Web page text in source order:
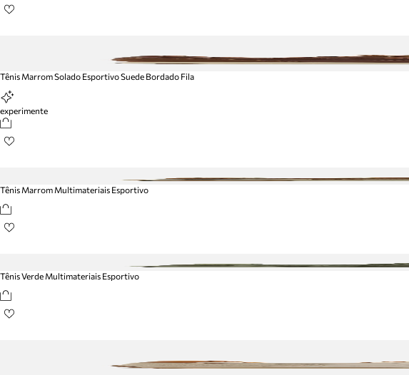
Tênis Marrom Solado Esportivo Suede Bordado Fila
experimente
Tênis Marrom Multimateriais Esportivo
Tênis Verde Multimateriais Esportivo